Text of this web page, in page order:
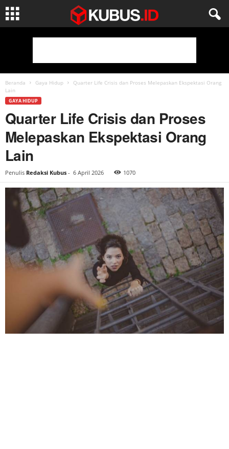
Beranda Gaya Hidup
Quarter Life Crisis dan Proses Melepaskan Ekspektasi Orang
Lain
GAYA HIDUP
Quarter Life Crisis dan Proses
Melepaskan Ekspektasi Orang
Lain
Penulis Redaksi Kubus - 6 April 2026 1070